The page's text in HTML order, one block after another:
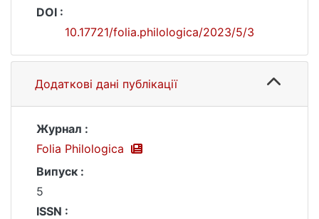
DOI :
10.17721/folia.philologica/2023/5/3
Додаткові дані публікації
Журнал :
Folia Philologica
Випуск :
5
ISSN :